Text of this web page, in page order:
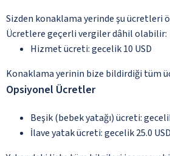
Sizden konaklama yerinde şu ücretleri
Ücretlere geçerli vergiler dâhil olabilir:
Hizmet ücreti: gecelik 10 USD
Konaklama yerinin bize bildirdiği tüm
Opsiyonel Ücretler
Beşik (bebek yatağı) ücreti:
İlave yatak ücreti: gecelik 25.0